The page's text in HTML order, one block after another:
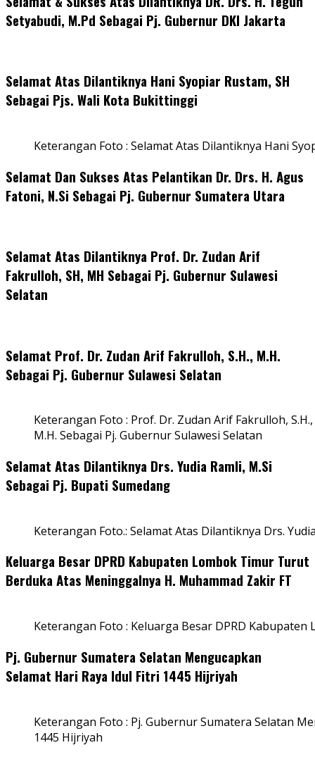
Setyabudi, M.Pd Sebagai Pj. Gubernur DKI Jakarta
Selamat Atas Dilantiknya Hani Syopiar Rustam, SH
Sebagai Pjs. Wali Kota Bukittinggi
Keterangan Foto : Selamat Atas Dilantiknya Hani
Selamat Dan Sukses Atas Pelantikan Dr. Drs. H. Agus
Fatoni, N.Si Sebagai Pj. Gubernur Sumatera Utara
Selamat Atas Dilantiknya Prof. Dr. Zudan Arif
Fakrulloh, SH, MH Sebagai Pj. Gubernur Sulawesi
Selatan
Selamat Prof. Dr. Zudan Arif Fakrulloh, S.H., M.H.
Sebagai Pj. Gubernur Sulawesi Selatan
Keterangan Foto : Prof. Dr. Zudan Arif Fakrulloh, S.H.,
M.H. Sebagai Pj. Gubernur Sulawesi Selatan
Selamat Atas Dilantiknya Drs. Yudia Ramli, M.Si
Sebagai Pj. Bupati Sumedang
Keterangan Foto.: Selamat Atas Dilantiknya Drs.
Keluarga Besar DPRD Kabupaten Lombok Timur Turut
Berduka Atas Meninggalnya H. Muhammad Zakir FT
Keterangan Foto : Keluarga Besar DPRD
Pj. Gubernur Sumatera Selatan Mengucapkan
Selamat Hari Raya Idul Fitri 1445 Hijriyah
Keterangan Foto : Pj. Gubernur Sumatera Selatan
1445 Hijriyah